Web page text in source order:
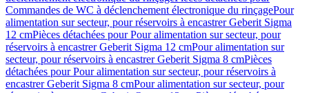
Commandes de WC à déclenchement électronique du rinçagePour
alimentation sur secteur, pour réservoirs à encastrer Geberit Sigma
12 cmPièces détachées pour Pour alimentation sur secteur, pour
réservoirs à encastrer Geberit Sigma 12 cmPour alimentation sur
secteur, pour réservoirs à encastrer Geberit Sigma 8 cmPièces
détachées pour Pour alimentation sur secteur, pour réservoirs à
encastrer Geberit Sigma 8 cmPour alimentation sur secteur, pour